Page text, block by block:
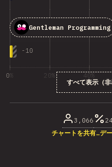
Gentleman Programming
-10
すべて表示（
0% 20% 40%
3,066
チャートを共有…デ